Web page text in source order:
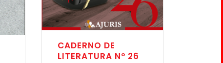
CADERNO DE
LITERATURA Nº 26